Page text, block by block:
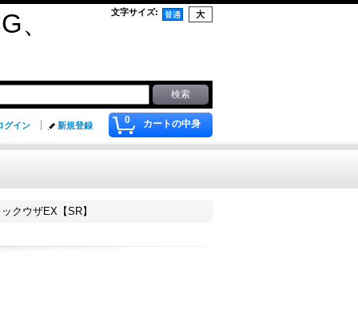
、 文字サイズ:
0 カートの中身
グイン 新規登録
クウザEX【SR】